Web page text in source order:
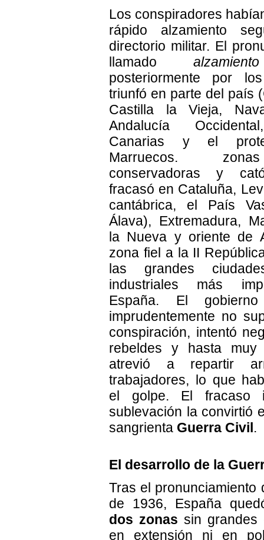
Los conspiradores
rápido alzamiento
directorio militar. El
llamado
posteriormente por
triunfó en parte del país
Castilla la Vieja,
Andalucía
Canarias y el
Marruecos.
conservadoras y
fracasó en Cataluña,
cantábrica, el País
Álava), Extremadura,
la Nueva y oriente de
zona fiel a la II
las grandes
industriales más
España. El gobierno
imprudentemente no
conspiración, intentó
rebeldes y hasta
atrevió a repartir
trabajadores, lo que
el golpe. El fracaso
sublevación la convirtió
sangrienta Guerra Civil .
El desarrollo de la
Tras el pronunciamiento
de 1936, España
dos zonas sin grandes
en extensión ni en